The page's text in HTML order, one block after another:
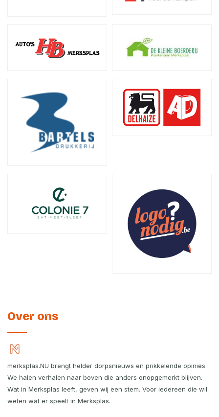
Over ons
merksplas.NU brengt helder dorpsnieuws en prikkelende opinies.
We halen verhalen naar boven die anders onopgemerkt blijven.
Wat in Merksplas leeft, geven wij een stem. Voor iedereen die wil
weten wat er speelt in Merksplas.